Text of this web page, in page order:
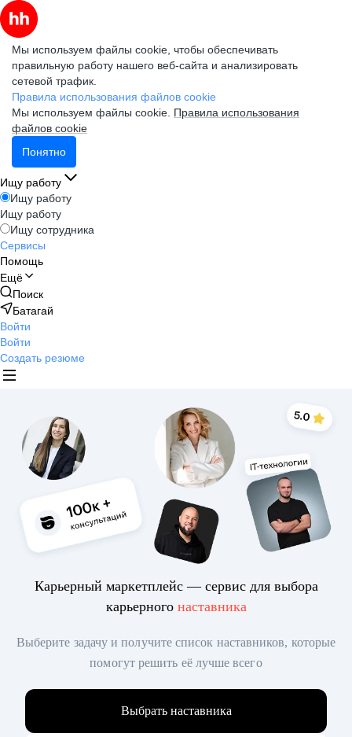
Мы используем файлы cookie, чтобы обеспечивать
правильную работу нашего веб-сайта и анализировать
сетевой трафик.
Правила использования файлов cookie
Мы используем файлы cookie. Правила использования
файлов cookie
Понятно
Ищу работу
Ищу работу
Ищу работу
Ищу сотрудника
Сервисы
Помощь
Ещё
Поиск
Батагай
Войти
Войти
Создать резюме
Карьерный маркетплейс — сервис для выбора
карьерного наставника
Выберите задачу и получите список наставников, которые
помогут решить её лучше всего
Выбрать наставника